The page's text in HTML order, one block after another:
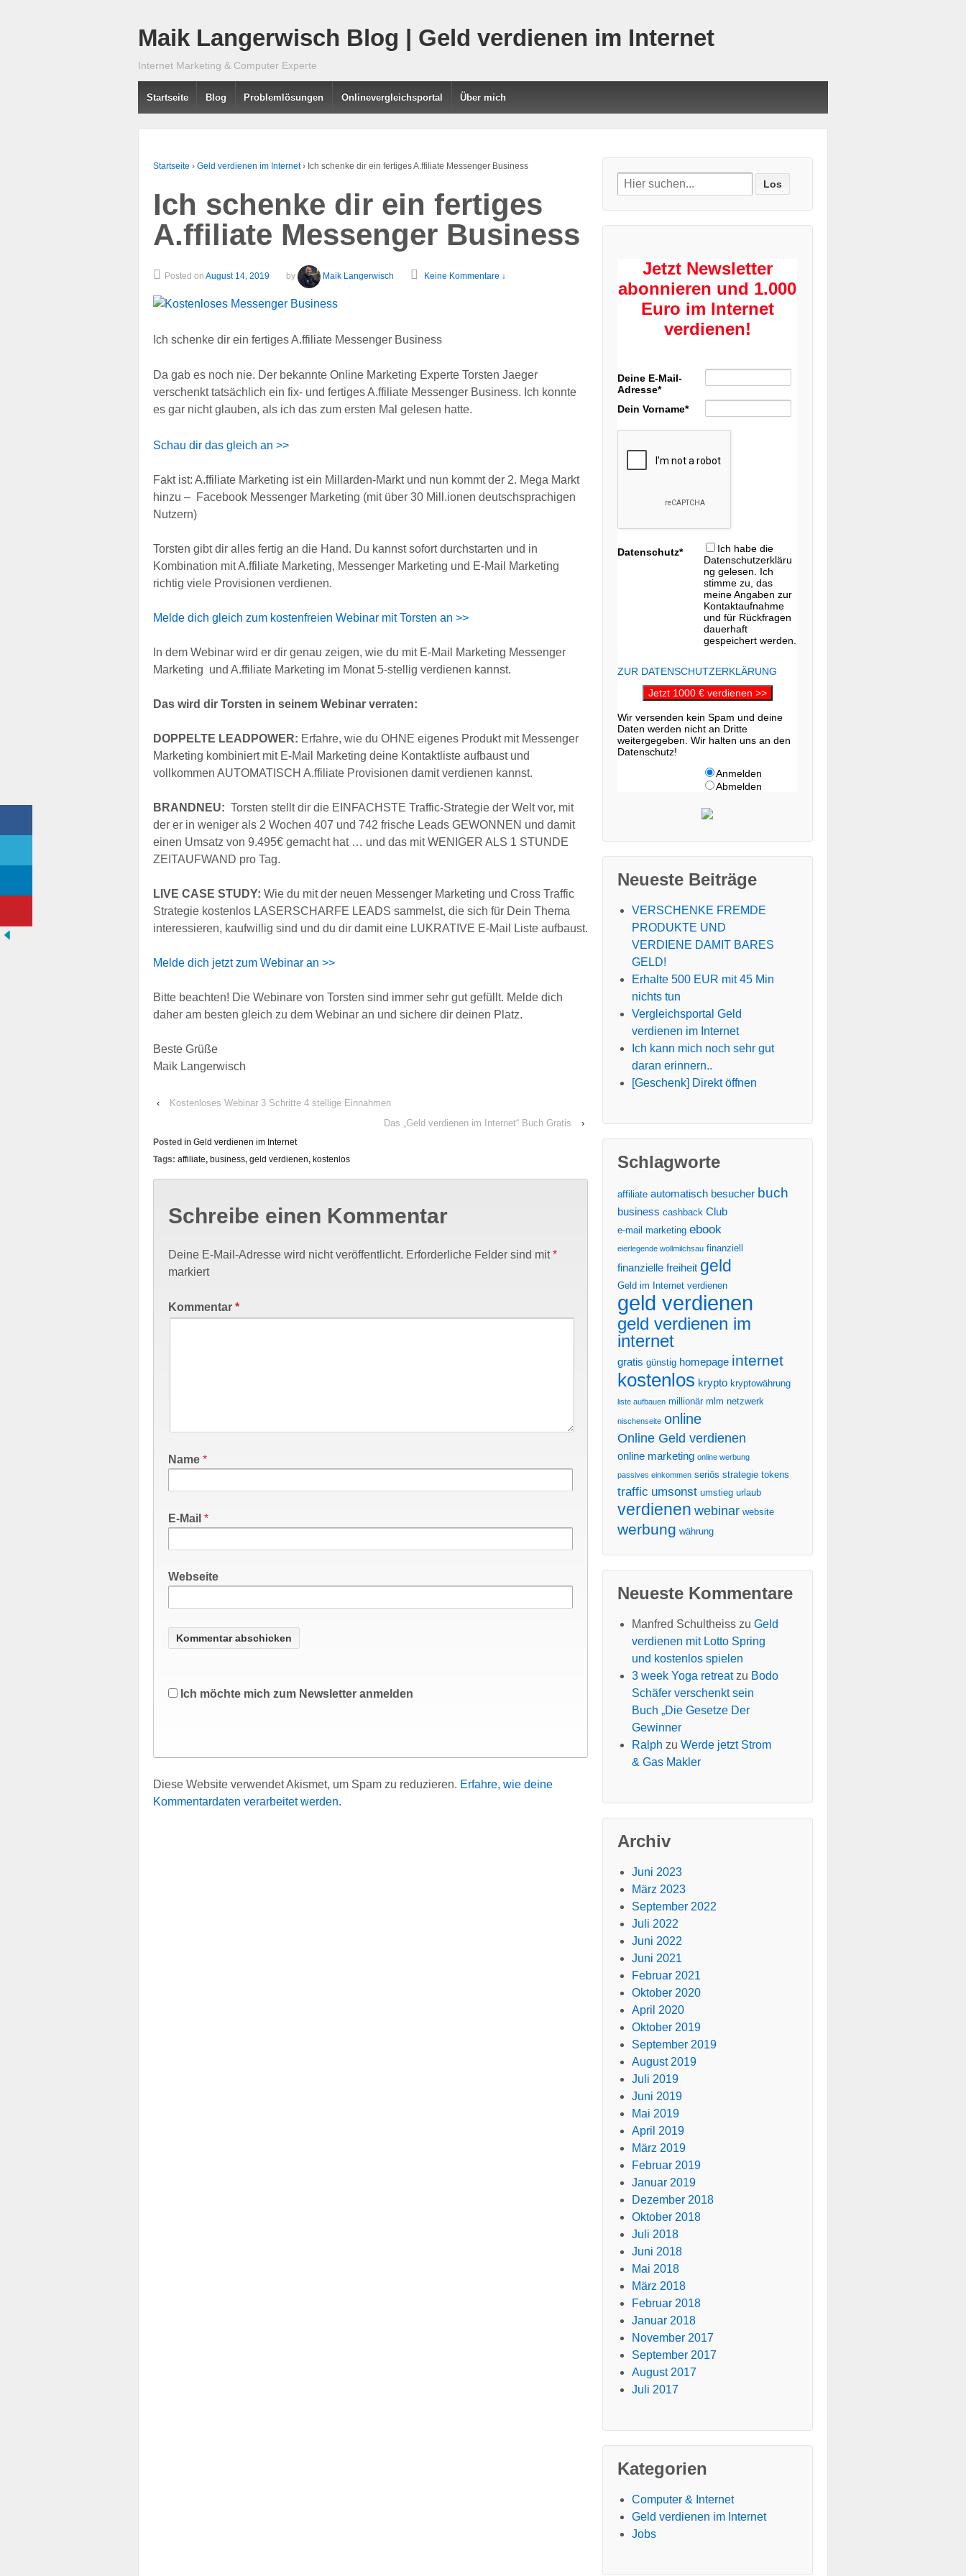
Maik Langerwisch Blog | Geld verdienen im Internet
Internet Marketing & Computer Experte
Startseite Blog Problemlösungen Onlinevergleichsportal Über mich
Startseite › Geld verdienen im Internet › Ich schenke dir ein fertiges A.ffiliate Messenger Business
Ich schenke dir ein fertiges
A.ffiliate Messenger Business
Posted on August 14, 2019 by Maik Langerwisch Keine Kommentare ↓
Ich schenke dir ein fertiges A.ffiliate Messenger Business
Da gab es noch nie. Der bekannte Online Marketing Experte Torsten Jaeger
verschenkt tatsächlich ein fix- und fertiges A.ffiliate Messenger Business. Ich konnte
es gar nicht glauben, als ich das zum ersten Mal gelesen hatte.
Schau dir das gleich an >>
Fakt ist: A.ffiliate Marketing ist ein Millarden-Markt und nun kommt der 2. Mega Markt
hinzu – Facebook Messenger Marketing (mit über 30 Mill.ionen deutschsprachigen
Nutzern)
Torsten gibt dir alles fertig an die Hand. Du kannst sofort durchstarten und in
Kombination mit A.ffiliate Marketing, Messenger Marketing und E-Mail Marketing
richtig viele Provisionen verdienen.
Melde dich gleich zum kostenfreien Webinar mit Torsten an >>
In dem Webinar wird er dir genau zeigen, wie du mit E-Mail Marketing Messenger
Marketing und A.ffiliate Marketing im Monat 5-stellig verdienen kannst.
Das wird dir Torsten in seinem Webinar verraten:
DOPPELTE LEADPOWER: Erfahre, wie du OHNE eigenes Produkt mit Messenger
Marketing kombiniert mit E-Mail Marketing deine Kontaktliste aufbaust und
vollkommen AUTOMATISCH A.ffiliate Provisionen damit verdienen kannst.
BRANDNEU: Torsten stellt dir die EINFACHSTE Traffic-Strategie der Welt vor, mit
der er in weniger als 2 Wochen 407 und 742 frische Leads GEWONNEN und damit
einen Umsatz von 9.495€ gemacht hat … und das mit WENIGER ALS 1 STUNDE
ZEITAUFWAND pro Tag.
LIVE CASE STUDY: Wie du mit der neuen Messenger Marketing und Cross Traffic
Strategie kostenlos LASERSCHARFE LEADS sammelst, die sich für Dein Thema
interessieren, kaufwillig sind und du dir damit eine LUKRATIVE E-Mail Liste aufbaust.
Melde dich jetzt zum Webinar an >>
Bitte beachten! Die Webinare von Torsten sind immer sehr gut gefüllt. Melde dich
daher am besten gleich zu dem Webinar an und sichere dir deinen Platz.
Beste Grüße
Maik Langerwisch
‹
Kostenloses Webinar 3 Schritte 4 stellige Einnahmen
Das „Geld verdienen im Internet“ Buch Gratis
›
Posted in Geld verdienen im Internet
Tags: affiliate, business, geld verdienen, kostenlos
Schreibe einen Kommentar
Deine E-Mail-Adresse wird nicht veröffentlicht. Erforderliche Felder sind mit*
markiert
Kommentar *
Name *
E-Mail *
Webseite
Ich möchte mich zum Newsletter anmelden
Diese Website verwendet Akismet, um Spam zu reduzieren. Erfahre, wie deine
Kommentardaten verarbeitet werden.
Search
for:
Jetzt Newsletter
abonnieren und 1.000
Euro im Internet
verdienen!
Deine E-Mail-
Adresse*
Dein Vorname*
Datenschutz*
Ich habe die
Datenschutzerkläru
ng gelesen. Ich
stimme zu, das
meine Angaben zur
Kontaktaufnahme
und für Rückfragen
dauerhaft
gespeichert werden.
ZUR DATENSCHUTZERKLÄRUNG
Jetzt 1000 € verdienen >>
Wir versenden kein Spam und deine
Daten werden nicht an Dritte
weitergegeben. Wir halten uns an den
Datenschutz!
Anmelden
Abmelden
Neueste Beiträge
VERSCHENKE FREMDE
PRODUKTE UND
VERDIENE DAMIT BARES
GELD!
Erhalte 500 EUR mit 45 Min
nichts tun
Vergleichsportal Geld
verdienen im Internet
Ich kann mich noch sehr gut
daran erinnern..
[Geschenk] Direkt öffnen
Schlagworte
affiliate automatisch besucher buch
business cashback Club
e-mail marketing ebook
eierlegende wollmilchsau finanziell
finanzielle freiheit geld
Geld im Internet verdienen
geld verdienen
geld verdienen im
internet
gratis günstig homepage internet
kostenlos krypto kryptowährung
liste aufbauen millionär mlm netzwerk
nischenseite online
Online Geld verdienen
online marketing online werbung
passives einkommen seriös strategie tokens
traffic umsonst umstieg urlaub
verdienen webinar website
werbung währung
Neueste Kommentare
Manfred Schultheiss zuGeld
verdienen mit Lotto Spring
und kostenlos spielen
3 week Yoga retreatzu Bodo
Schäfer verschenkt sein
Buch „Die Gesetze Der
Gewinner
Ralph zuWerde jetzt Strom
& Gas Makler
Archiv
Juni 2023
März 2023
September 2022
Juli 2022
Juni 2022
Juni 2021
Februar 2021
Oktober 2020
April 2020
Oktober 2019
September 2019
August 2019
Juli 2019
Juni 2019
Mai 2019
April 2019
März 2019
Februar 2019
Januar 2019
Dezember 2018
Oktober 2018
Juli 2018
Juni 2018
Mai 2018
März 2018
Februar 2018
Januar 2018
November 2017
September 2017
August 2017
Juli 2017
Kategorien
Computer & Internet
Geld verdienen im Internet
Jobs